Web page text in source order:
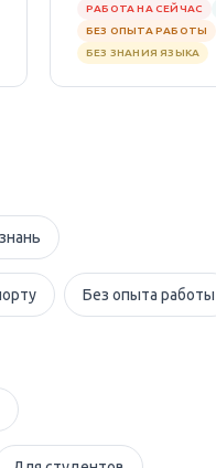
РАБОТА НА СЕЙЧАС
БЕЗ ОПЫТА РАБОТЫ
БЕЗ ЗНАНИЯ ЯЗЫКА
Без опыта работы